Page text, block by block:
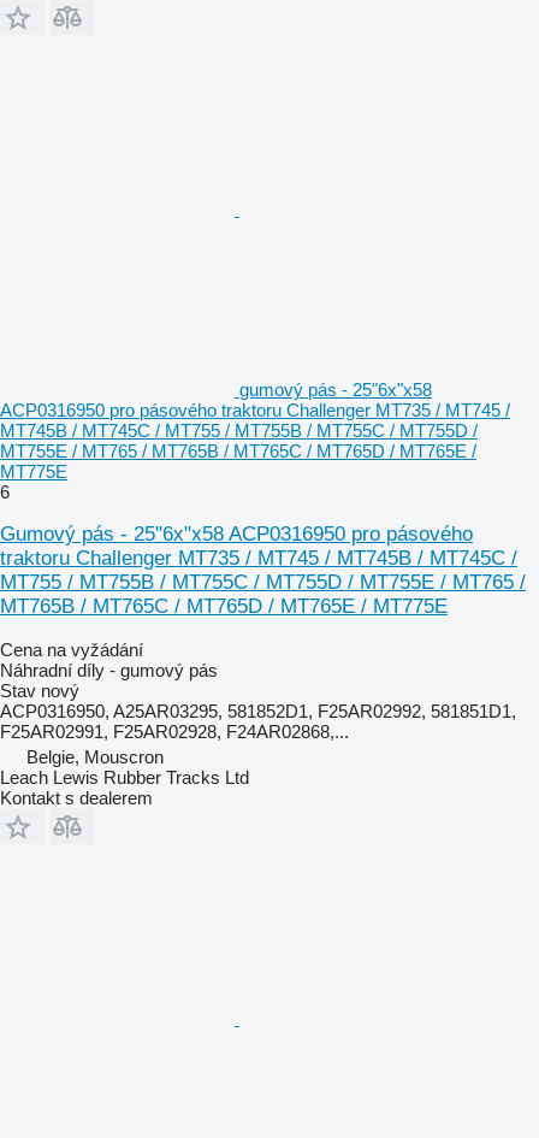
gumový pás - 25"6x"x58
ACP0316950 pro pásového traktoru Challenger MT735 / MT745 /
MT745B / MT745C / MT755 / MT755B / MT755C / MT755D /
MT755E / MT765 / MT765B / MT765C / MT765D / MT765E /
MT775E
6
Gumový pás - 25"6x"x58 ACP0316950 pro pásového
traktoru Challenger MT735 / MT745 / MT745B / MT745C /
MT755 / MT755B / MT755C / MT755D / MT755E / MT765 /
MT765B / MT765C / MT765D / MT765E / MT775E
Cena na vyžádání
Náhradní díly - gumový pás
Stav nový
ACP0316950, A25AR03295, 581852D1, F25AR02992, 581851D1,
F25AR02991, F25AR02928, F24AR02868,...
Belgie, Mouscron
Leach Lewis Rubber Tracks Ltd
Kontakt s dealerem